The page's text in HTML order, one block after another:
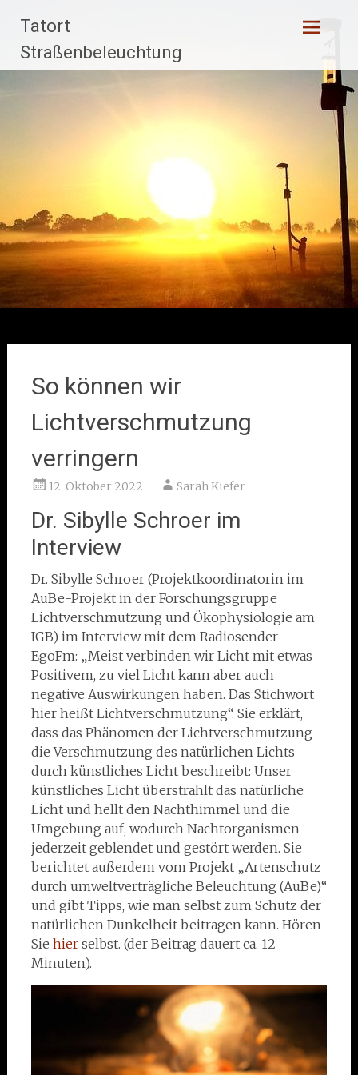
Inhalt
springen
Tatort
Straßenbeleuchtung
So können wir
Lichtverschmutzung
verringern
12. Oktober 2022 Sarah Kiefer
Dr. Sibylle Schroer im
Interview
Dr. Sibylle Schroer (Projektkoordinatorin im
AuBe-Projekt in der Forschungsgruppe
Lichtverschmutzung und Ökophysiologie am
IGB) im Interview mit dem Radiosender
EgoFm: „Meist verbinden wir Licht mit etwas
Positivem, zu viel Licht kann aber auch
negative Auswirkungen haben. Das Stichwort
hier heißt Lichtverschmutzung“. Sie erklärt,
dass das Phänomen der Lichtverschmutzung
die Verschmutzung des natürlichen Lichts
durch künstliches Licht beschreibt: Unser
künstliches Licht überstrahlt das natürliche
Licht und hellt den Nachthimmel und die
Umgebung auf, wodurch Nachtorganismen
jederzeit geblendet und gestört werden. Sie
berichtet außerdem vom Projekt „Artenschutz
durch umweltverträgliche Beleuchtung (AuBe)“
und gibt Tipps, wie man selbst zum Schutz der
natürlichen Dunkelheit beitragen kann. Hören
Sie hier selbst. (der Beitrag dauert ca. 12
Minuten).